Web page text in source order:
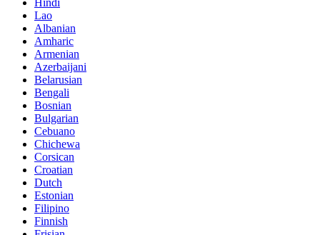
Hindi
Lao
Albanian
Amharic
Armenian
Azerbaijani
Belarusian
Bengali
Bosnian
Bulgarian
Cebuano
Chichewa
Corsican
Croatian
Dutch
Estonian
Filipino
Finnish